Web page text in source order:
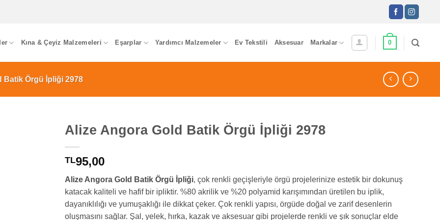
Kına & Çeyiz Malzemeleri Eşarplar Yardımcı Malzemeler Ev Tekstili Aksesuar Markalar 0
Batik Örgü İpliği 2978
Alize Angora Gold Batik Örgü İpliği 2978
TL95,00
Alize Angora Gold Batik Örgü İpliği, çok renkli geçişleriyle örgü projelerinize estetik bir dokunuş
katacak kaliteli ve hafif bir ipliktir. %80 akrilik ve %20 polyamid karışımından üretilen bu iplik,
dayanıklılığı ve yumuşaklığı ile dikkat çeker. Çok renkli yapısı, örgüde doğal ve zarif desenlerin
oluşmasını sağlar. Şal, yelek, hırka, kazak ve aksesuar gibi projelerde renkli ve şık sonuçlar elde